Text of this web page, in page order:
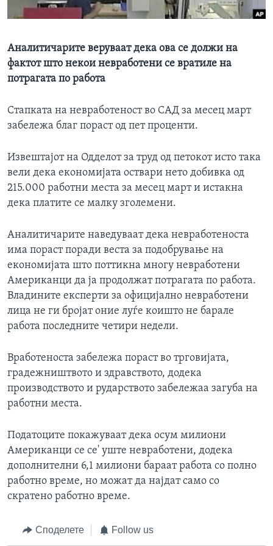
ИНТЕРВЈУА
Аналитичарите веруваат дека ова се должи на
фактот што некои невработени се вратиле на
потрагата по работа
Стапката на невработеност во САД за месец март
забележа благ пораст од пет проценти.
Извештајот на Одделот за труд од петокот исто така
вели дека економијата оствари нето добивка од
215.000 работни места за месец март и истакна
дека платите се малку зголемени.
Аналитичарите наведуваат дека невработеноста
има пораст поради веста за подобрување на
економијата што поттикна многу невработени
Американци да ја продолжат потрагата по работа.
Владините експерти за официјално невработени
лица не ги бројат оние луѓе коишто не барале
работа последните четири недели.
Вработеноста забележа пораст во трговијата,
градежништвото и здравството, додека
производството и рударството забележаа загуба на
работни места.
Податоците покажуваат дека осум милиони
Американци се се' уште невработени, додека
дополнителни 6,1 милиони бараат работа со полно
работно време, но можат да најдат само со
скратено работно време.
Споделете Follow us